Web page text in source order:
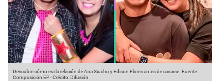
Descubre cómo era la relación de Ana Siucho y Edison Flores antes de casarse. Fuente:
Composición EP-Crédito: Difusión